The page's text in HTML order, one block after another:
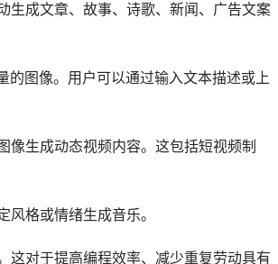
生成文章、故事、诗歌、新闻、广告文案
的图像。用户可以通过输入文本描述或上
生成动态视频内容。这包括短视频制
风格或情绪生成音乐。
这对于提高编程效率、减少重复劳动具有